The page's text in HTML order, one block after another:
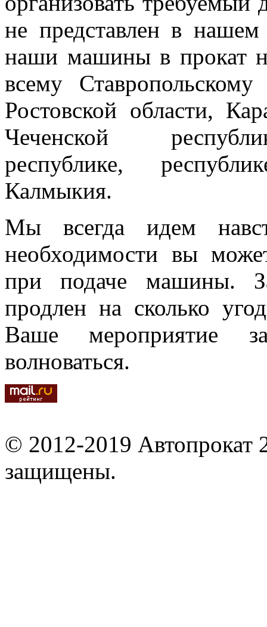
не представлен в
наши машины в прокат
всему
Ростовской области,
Чеченской
республике,
Калмыкия.
Мы всегда идем
необходимости вы
при подаче машины.
продлен на сколько
Ваше мероприятие
волноваться.
© 2012-2019 Автопрокат
защищены.